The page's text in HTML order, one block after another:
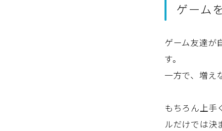
ゲーム
ゲーム友達が
す。
一方で、増え
もちろん上手
ルだけでは決